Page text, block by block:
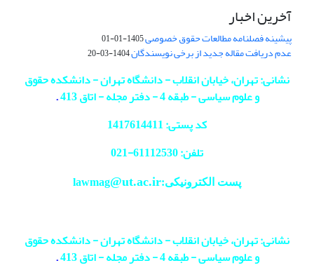
آخرین اخبار
پیشینه فصلنامه مطالعات حقوق خصوصی1405-01-01
عدم دریافت مقاله جدید از برخی نویسندگان1404-03-20
نشانی: تهران، خیابان انقلاب - دانشگاه تهران - دانشکده حقوق
و علوم سیاسی - طبقه 4 - دفتر مجله - اتاق 413
.
کد پستی: 1417614411
تلفن: 61112530-
021
پست الکترونیکی:lawmag@ut.ac.ir
نشانی: تهران، خیابان انقلاب - دانشگاه تهران - دانشکده حقوق
و علوم سیاسی - طبقه 4 - دفتر مجله - اتاق 413
.